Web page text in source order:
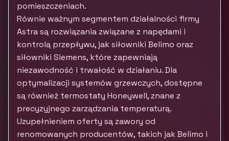
pomieszczeniach.
Równie ważnym segmentem działalności firmy
Astra są rozwiązania związane z napędami i
kontrolą przepływu, jak siłowniki Belimo oraz
siłowniki Siemens, które zapewniają
niezawodność i trwałość w działaniu. Dla
optymalizacji systemów grzewczych, dostępne
są również termostaty Honeywell, znane z
precyzyjnego zarządzania temperaturą.
Uzupełnieniem oferty są zawory od
renomowanych producentów, takich jak Belimo i